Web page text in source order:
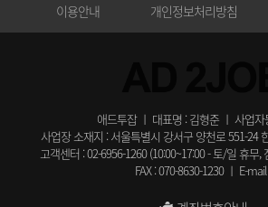
이용안내 개인정보처리방침
애드투잡 ㅣ 대표명 : 김형준 ㅣ 사업자
사업장 소재지 : 서울특별시 강서구 양천로 551-24
고객센터 : 02-6956-1260 (10:00~17:00 - 토/일 휴무,
FAX : 070-8630-1230 ㅣ E-